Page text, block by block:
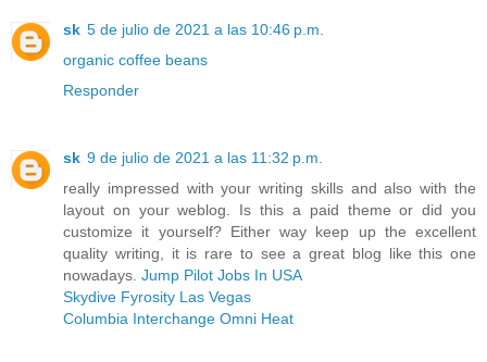
sk 5 de julio de 2021 a las 10:46 p.m.
organic coffee beans
Responder
sk 9 de julio de 2021 a las 11:32 p.m.
really impressed with your writing skills and also with the
layout on your weblog. Is this a paid theme or did you
customize it yourself? Either way keep up the excellent
quality writing, it is rare to see a great blog like this one
nowadays. Jump Pilot Jobs In USA
Skydive Fyrosity Las Vegas
Columbia Interchange Omni Heat